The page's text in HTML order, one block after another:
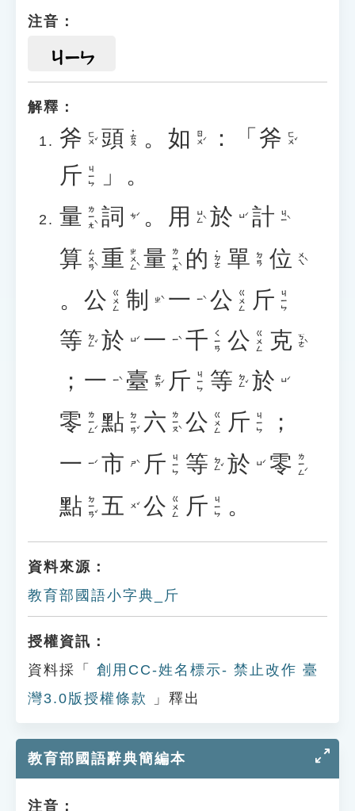
注音：
ㄐㄧㄣ
解釋：
斧 ㄈㄨˇ 頭 ˙ㄊㄡ 。 如 ㄖㄨˊ ：「 斧 ㄈㄨˇ
斤 ㄐㄧㄣ
」。
量 ㄌㄧㄤˋ 詞 ㄘˊ 。 用 ㄩㄥˋ 於 ㄩˊ 計 ㄐㄧˋ
算 ㄙㄨㄢˋ 重 ㄓㄨㄥˋ 量 ㄌㄧㄤˋ 的 ˙ㄉㄜ 單 ㄉㄢ 位 ㄨㄟˋ
。 公 ㄍㄨㄥ 制 ㄓˋ 一 ㄧˋ 公 ㄍㄨㄥ 斤 ㄐㄧㄣ
等 ㄉㄥˇ 於 ㄩˊ 一 ㄧˋ 千 ㄑㄧㄢ 公 ㄍㄨㄥ 克 ㄎㄜˋ
； 一 ㄧˋ 臺 ㄊㄞˊ 斤 ㄐㄧㄣ 等 ㄉㄥˇ 於 ㄩˊ
零 ㄌㄧㄥˊ 點 ㄉㄧㄢˇ 六 ㄌㄧㄡˋ 公 ㄍㄨㄥ 斤 ㄐㄧㄣ
；
一
ㄧˊ 市 ㄕˋ 斤 ㄐㄧㄣ 等 ㄉㄥˇ 於 ㄩˊ 零 ㄌㄧㄥˊ
點 ㄉㄧㄢˇ 五 ㄨˇ 公 ㄍㄨㄥ 斤 ㄐㄧㄣ 。
資料來源：
教育部國語小字典_斤
授權資訊：
資料採「
創用CC-姓名標示- 禁止改作 臺
灣3.0版授權條款
」釋出
教育部國語辭典簡編本
注音：